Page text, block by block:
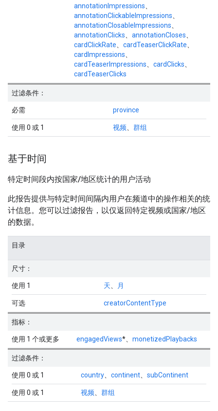
annotationImpressions
annotationClickableImpressions
annotationClosableImpressions
annotationClicks
annotationCloses
cardClickRate
cardTeaserClickRate
cardImpressions
cardTeaserImpressions
cardClicks
cardTeaserClicks
过滤条件：
必需 province
使用 0 或 1 视频 群组
基于时间
特定时间段内按国家/地区统计的用户活动
此报告提供与特定时间间隔内用户在频道中的操作相关的统
计信息。您可以过滤报告，以仅返回特定视频或国家/地区
的数据。
目录
尺寸：
使用 1 天 月
可选 creatorContentType
指标：
使用 1 个或更多 engagedViews*、 monetizedPlaybacks
过滤条件：
使用 0 或 1 country continent subContinent
使用 0 或 1 视频 群组